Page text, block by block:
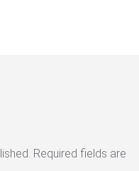
Required fields are